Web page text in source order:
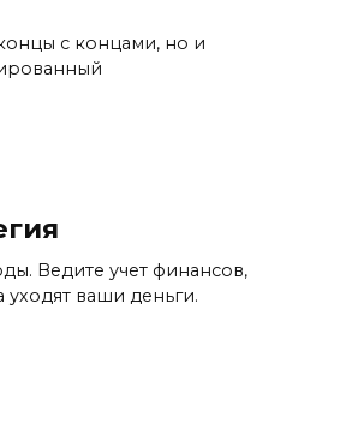
с концами, но и
Ведите учет финансов,
ваши деньги.